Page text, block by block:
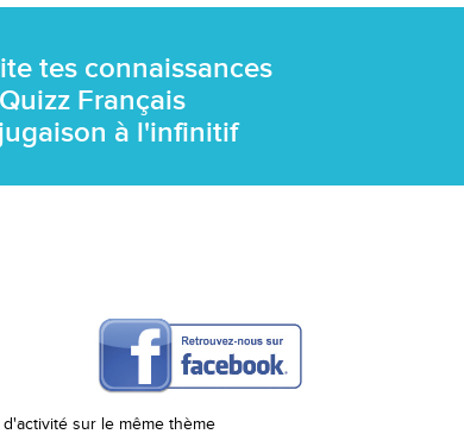
tes connaissances
Quizz Français
à l'infinitif
sur le même thème